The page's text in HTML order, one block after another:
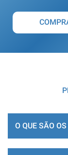
O QUE SÃO